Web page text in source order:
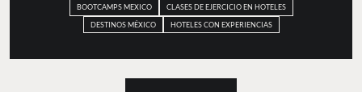
BOOTCAMPS MEXICO
CLASES DE EJERCICIO EN HOTELES
DESTINOS MÉXICO
HOTELES CON EXPERIENCIAS